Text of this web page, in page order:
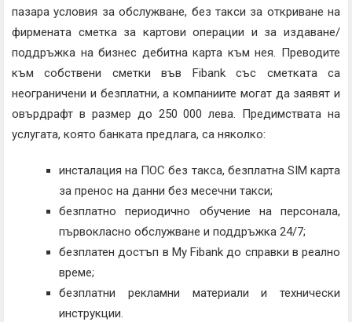
пазара условия за обслужване, без такси за откриване на
фирмената сметка за картови операции и за издаване/
поддръжка на бизнес дебитна карта към нея. Преводите
към собствени сметки във Fibank със сметката са
неограничени и безплатни, а компаниите могат да заявят и
овърдрафт в размер до 250 000 лева. Предимствата на
услугата, която банката предлага, са няколко:
инсталация на ПОС без такса, безплатна SIM карта
за пренос на данни без месечни такси;
безплатно периодично обучение на персонала,
първокласно обслужване и поддръжка 24/7;
безплатен достъп в My Fibank до справки в реално
време;
безплатни рекламни материали и технически
инструкции.